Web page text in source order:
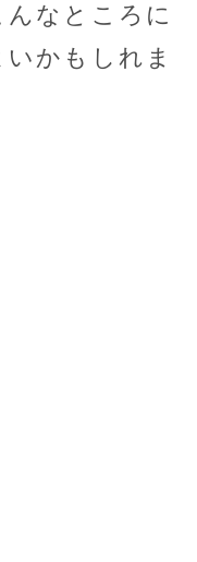
なところに
かもしれま